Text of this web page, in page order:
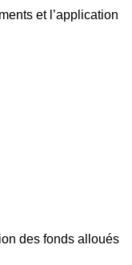
et l’application
des fonds alloués